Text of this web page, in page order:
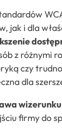
jak i dla
z różnymi
czy
dla
firmy do